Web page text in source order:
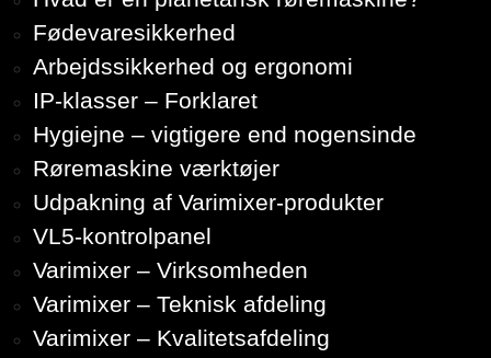
Fødevaresikkerhed
Arbejdssikkerhed og ergonomi
IP-klasser – Forklaret
Hygiejne – vigtigere end nogensinde
Røremaskine værktøjer
Udpakning af Varimixer-produkter
VL5-kontrolpanel
Varimixer – Virksomheden
Varimixer – Teknisk afdeling
Varimixer – Kvalitetsafdeling